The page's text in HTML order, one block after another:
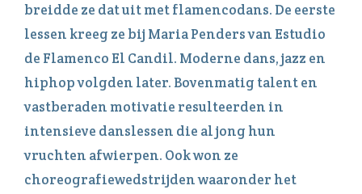
breidde ze dat uit met flamencodans. De eerste
lessen kreeg ze bij Maria Penders van Estudio
de Flamenco El Candil. Moderne dans, jazz en
hiphop volgden later. Bovenmatig talent en
vastberaden motivatie resulteerden in
intensieve danslessen die al jong hun
vruchten afwierpen. Ook won ze
choreografiewedstrijden waaronder het